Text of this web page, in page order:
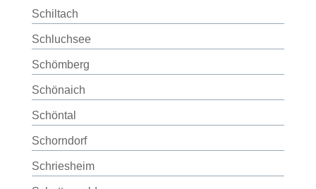
Schiltach
Schluchsee
Schömberg
Schönaich
Schöntal
Schorndorf
Schriesheim